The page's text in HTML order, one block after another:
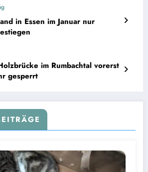
in Essen im Januar nur
im Rumbachtal vorerst
gesperrt